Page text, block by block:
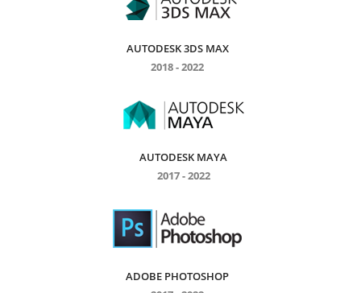
AUTODESK 3DS MAX
2018 - 2022
AUTODESK MAYA
2017 - 2022
ADOBE PHOTOSHOP